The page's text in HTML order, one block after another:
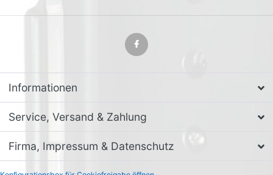
Informationen
Service, Versand & Zahlung
Firma, Impressum & Datenschutz